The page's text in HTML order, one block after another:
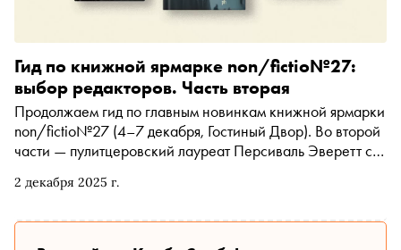
2 декабря 2025 г.
Гид по книжной ярмарке non/fictio№27:
выбор редакторов. Часть вторая
Продолжаем гид по главным новинкам книжной ярмарки
non/fictio№27 (4–7 декабря, Гостиный Двор). Во второй
части — пулитцеровский лауреат Персиваль Эверетт с
Краснахоркаи, документальный роман Роберто Савиано
Эскобара